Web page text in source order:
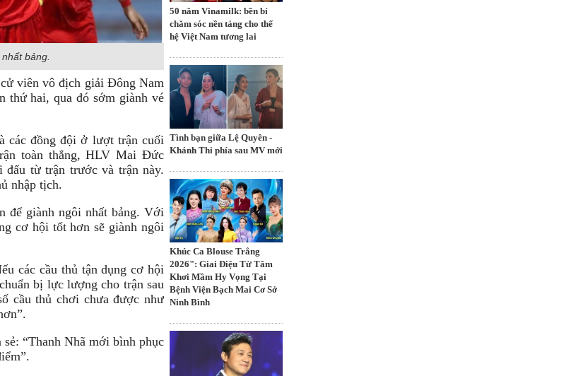
bảng.
viên vô địch giải Đông Nam
thứ hai, qua đó sớm giành vé
các đồng đội ở lượt trận cuối
toàn thắng, HLV Mai Đức
đấu từ trận trước và trận này.
nhập tịch.
để giành ngôi nhất bảng. Với
cơ hội tốt hơn sẽ giành ngôi
các cầu thủ tận dụng cơ hội
bị lực lượng cho trận sau
cầu thủ chơi chưa được như
“Thanh Nhã mới bình phục
50 năm Vinamilk: bền bỉ
chăm sóc nền tảng cho thế
hệ Việt Nam tương lai
Tình bạn giữa Lệ Quyên -
Khánh Thi phía sau MV mới
Khúc Ca Blouse Trắng
2026": Giai Điệu Từ Tâm
Khơi Mầm Hy Vọng Tại
Bệnh Viện Bạch Mai Cơ Sở
Ninh Bình